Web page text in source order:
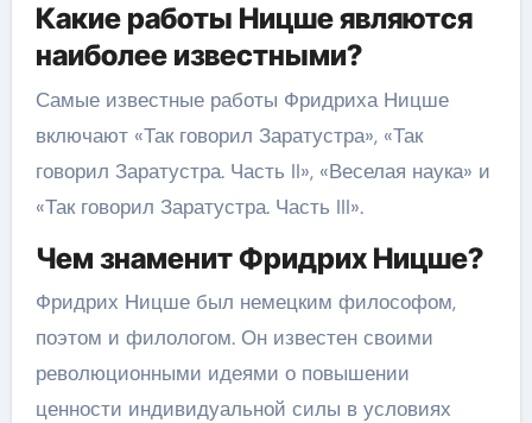
Какие работы Ницше являются
наиболее известными?
Самые известные работы Фридриха Ницше
включают «Так говорил Заратустра», «Так
говорил Заратустра. Часть II», «Веселая наука» и
«Так говорил Заратустра. Часть III».
Чем знаменит Фридрих Ницше?
Фридрих Ницше был немецким философом,
поэтом и филологом. Он известен своими
революционными идеями о повышении
ценности индивидуальной силы в условиях